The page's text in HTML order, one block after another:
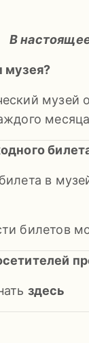
В
музея?
музей
в
билетов
здесь